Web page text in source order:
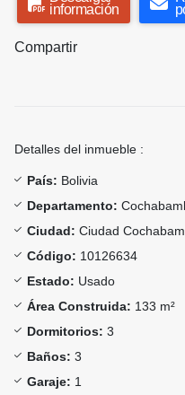
información
Compartir
Detalles del inmueble :
País: Bolivia
Departamento:
Ciudad: Ciudad
Código: 10126634
Estado: Usado
Área Construida: 133 m²
Dormitorios: 3
Baños: 3
Garaje: 1